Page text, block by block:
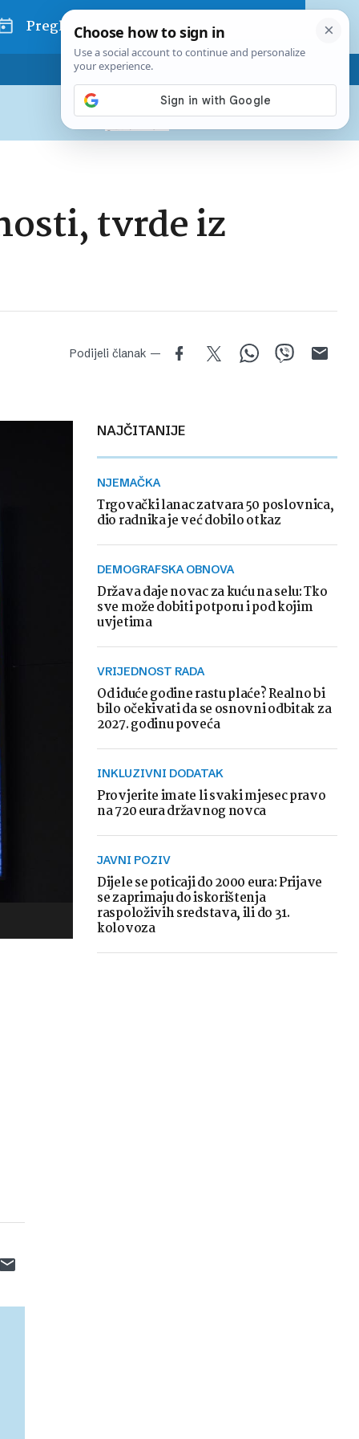
Pregled dana
Pretplatite se na Poslovni
Već od10 EURmjesečno
tvrde iz
Podijeli članak —
NAJČITANIJE
NJEMAČKA
Trgovački lanac zatvara 50 poslovnica,
dio radnika je već dobilo otkaz
DEMOGRAFSKA OBNOVA
Država daje novac za kuću na selu: Tko
sve može dobiti potporu i pod kojim
uvjetima
VRIJEDNOST RADA
Od iduće godine rastu plaće? Realno bi
bilo očekivati da se osnovni odbitak za
2027. godinu poveća
INKLUZIVNI DODATAK
Provjerite imate li svaki mjesec pravo
na 720 eura državnog novca
JAVNI POZIV
Dijele se poticaji do 2000 eura: Prijave
se zaprimaju do iskorištenja
raspoloživih sredstava, ili do 31.
kolovoza